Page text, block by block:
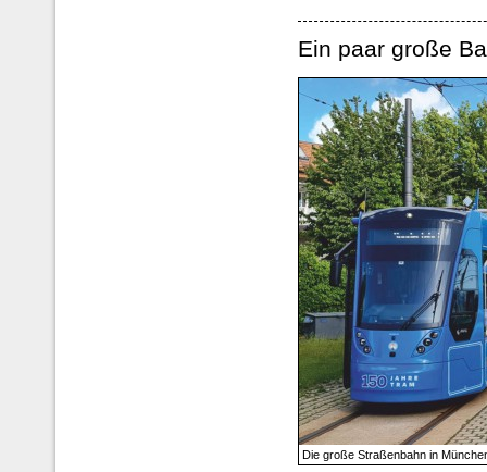
Ein paar große
Die große Straßenbahn in